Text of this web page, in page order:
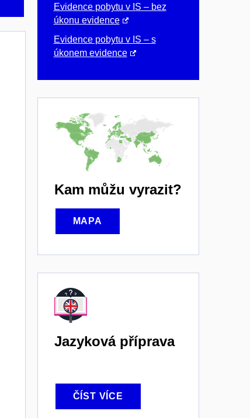
Evidence pobytu v IS – bez
úkonu evidence
Evidence pobytu v IS – s
úkonem evidence
Kam můžu vyrazit?
MAPA
Jazyková příprava
ČÍST VÍCE